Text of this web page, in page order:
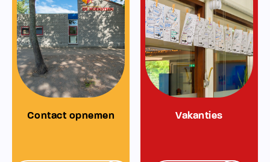
Contact opnemen Vakanties